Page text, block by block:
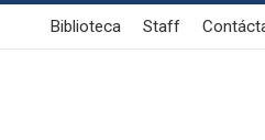
Biblioteca Staff